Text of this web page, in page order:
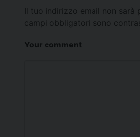
Il tuo indirizzo email non sarà
campi obbligatori sono
Your comment